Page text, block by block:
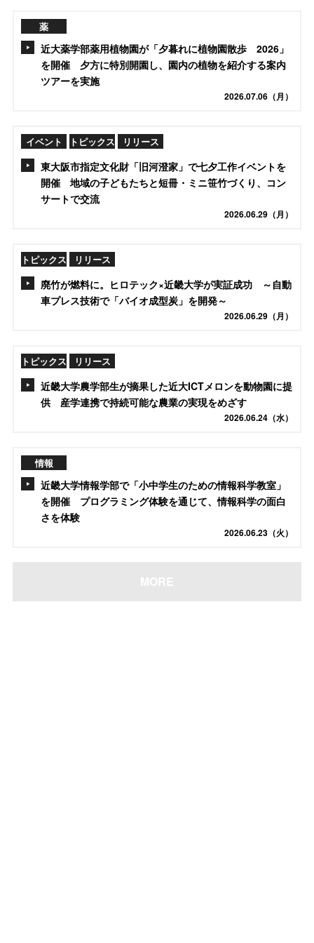
薬
近大薬学部薬用植物園が「夕暮れに植物園散歩 2026」
を開催 夕方に特別開園し、園内の植物を紹介する案内
ツアーを実施
2026.07.06（月）
イベント トピックス リリース
東大阪市指定文化財「旧河澄家」で七夕工作イベントを
開催 地域の子どもたちと短冊・ミニ笹竹づくり、コン
サートで交流
2026.06.29（月）
トピックス リリース
廃竹が燃料に。ヒロテック×近畿大学が実証成功 ～自動
車プレス技術で「バイオ成型炭」を開発～
2026.06.29（月）
トピックス リリース
近畿大学農学部生が摘果した近大ICTメロンを動物園に提
供 産学連携で持続可能な農業の実現をめざす
2026.06.24（水）
情報
近畿大学情報学部で「小中学生のための情報科学教室」
を開催 プログラミング体験を通じて、情報科学の面白
さを体験
2026.06.23（火）